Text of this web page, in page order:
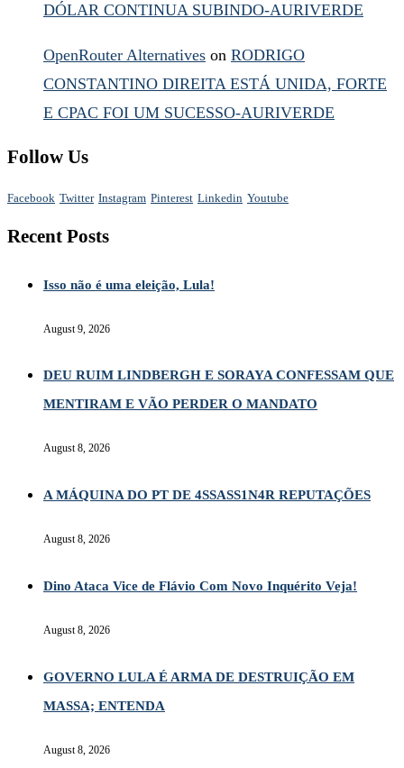
DÓLAR CONTINUA SUBINDO-AURIVERDE
OpenRouter Alternatives on RODRIGO
CONSTANTINO DIREITA ESTÁ UNIDA, FORTE
E CPAC FOI UM SUCESSO-AURIVERDE
Follow Us
Facebook Twitter Instagram Pinterest Linkedin Youtube
Recent Posts
Isso não é uma eleição, Lula!
August 9, 2026
DEU RUIM LINDBERGH E SORAYA CONFESSAM QUE
MENTIRAM E VÃO PERDER O MANDATO
August 8, 2026
A MÁQUINA DO PT DE 4SSASS1N4R REPUTAÇÕES
August 8, 2026
Dino Ataca Vice de Flávio Com Novo Inquérito Veja!
August 8, 2026
GOVERNO LULA É ARMA DE DESTRUIÇÃO EM
MASSA; ENTENDA
August 8, 2026